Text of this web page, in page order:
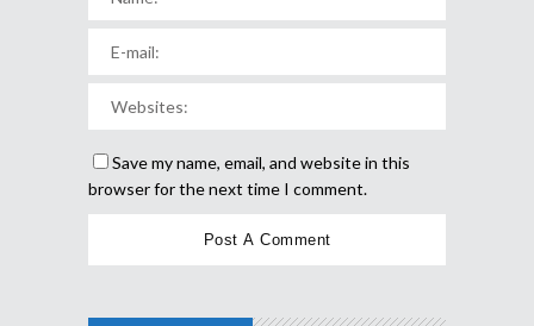
Save my name, email, and website in this
browser for the next time I comment.